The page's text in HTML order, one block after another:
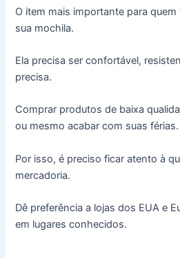
O item mais importante para
sua mochila.
Ela precisa ser confortável,
precisa.
Comprar produtos de baixa
ou mesmo acabar com suas férias.
Por isso, é preciso ficar atento à
mercadoria.
Dê preferência a lojas dos EUA e
em lugares conhecidos.